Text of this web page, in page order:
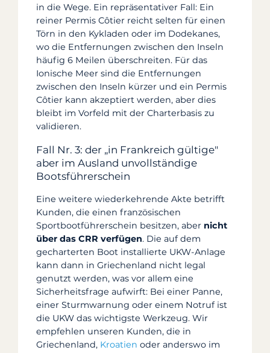
in die Wege. Ein repräsentativer Fall: Ein
reiner Permis Côtier reicht selten für einen
Törn in den Kykladen oder im Dodekanes,
wo die Entfernungen zwischen den Inseln
häufig 6 Meilen überschreiten. Für das
Ionische Meer sind die Entfernungen
zwischen den Inseln kürzer und ein Permis
Côtier kann akzeptiert werden, aber dies
bleibt im Vorfeld mit der Charterbasis zu
validieren.
Fall Nr. 3: der „in Frankreich gültige"
aber im Ausland unvollständige
Bootsführerschein
Eine weitere wiederkehrende Akte betrifft
Kunden, die einen französischen
Sportbootführerschein besitzen, aber nicht
über das CRR verfügen. Die auf dem
gecharterten Boot installierte UKW-Anlage
kann dann in Griechenland nicht legal
genutzt werden, was vor allem eine
Sicherheitsfrage aufwirft: Bei einer Panne,
einer Sturmwarnung oder einem Notruf ist
die UKW das wichtigste Werkzeug. Wir
empfehlen unseren Kunden, die in
Griechenland, Kroatien oder anderswo im